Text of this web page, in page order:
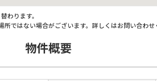
わります。
ではない場合がございます。詳しくはお問い合わせ
物件概要